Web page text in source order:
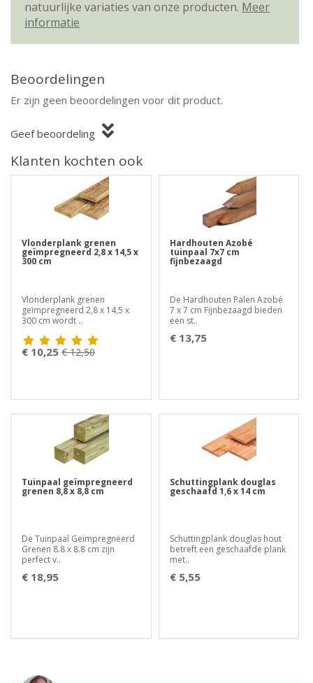
natuurlijke variaties van onze producten. Meer
informatie
Beoordelingen
Er zijn geen beoordelingen voor dit product.
Geef beoordeling
Klanten kochten ook
Vlonderplank grenen
geïmpregneerd 2,8 x 14,5 x
300 cm
Vlonderplank grenen
geïmpregneerd 2,8 x 14,5 x
300 cm wordt ..
€ 10,25 € 12,50
Hardhouten Azobé
tuinpaal 7x7 cm
fijnbezaagd
De Hardhouten Palen Azobé
7 x 7 cm Fijnbezaagd bieden
een st..
€ 13,75
Tuinpaal geïmpregneerd
grenen 8,8 x 8,8 cm
De Tuinpaal Geïmpregneerd
Grenen 8.8 x 8.8 cm zijn
perfect v..
€ 18,95
Schuttingplank douglas
geschaafd 1,6 x 14 cm
Schuttingplank douglas hout
betreft een geschaafde plank
met..
€ 5,55